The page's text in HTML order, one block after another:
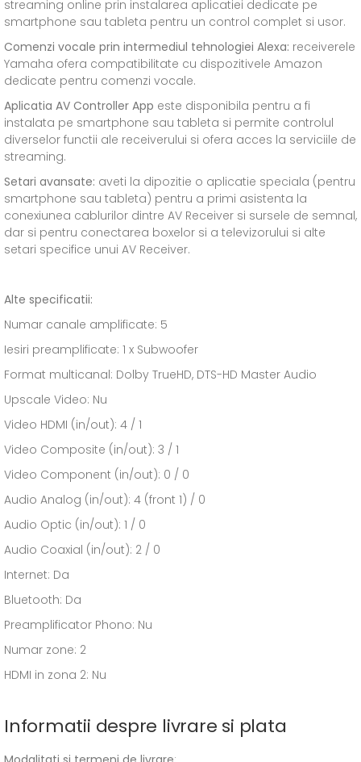
streaming online prin instalarea aplicatiei dedicate pe
smartphone sau tableta pentru un control complet si usor.
Comenzi vocale prin intermediul tehnologiei Alexa: receiverele
Yamaha ofera compatibilitate cu dispozitivele Amazon
dedicate pentru comenzi vocale.
Aplicatia AV Controller App este disponibila pentru a fi
instalata pe smartphone sau tableta si permite controlul
diverselor functii ale receiverului si ofera acces la serviciile de
streaming.
Setari avansate: aveti la dipozitie o aplicatie speciala (pentru
smartphone sau tableta) pentru a primi asistenta la
conexiunea cablurilor dintre AV Receiver si sursele de semnal,
dar si pentru conectarea boxelor si a televizorului si alte
setari specifice unui AV Receiver.
Alte specificatii:
Numar canale amplificate: 5
Iesiri preamplificate: 1 x Subwoofer
Format multicanal: Dolby TrueHD, DTS-HD Master Audio
Upscale Video: Nu
Video HDMI (in/out): 4 / 1
Video Composite (in/out): 3 / 1
Video Component (in/out): 0 / 0
Audio Analog (in/out): 4 (front 1) / 0
Audio Optic (in/out): 1 / 0
Audio Coaxial (in/out): 2 / 0
Internet: Da
Bluetooth: Da
Preamplificator Phono: Nu
Numar zone: 2
HDMI in zona 2: Nu
Informatii despre livrare si plata